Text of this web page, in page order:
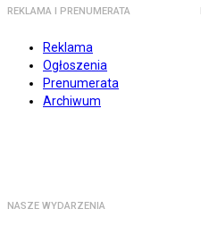
REKLAMA I PRENUMERATA
Reklama
Ogłoszenia
Prenumerata
Archiwum
NASZE WYDARZENIA